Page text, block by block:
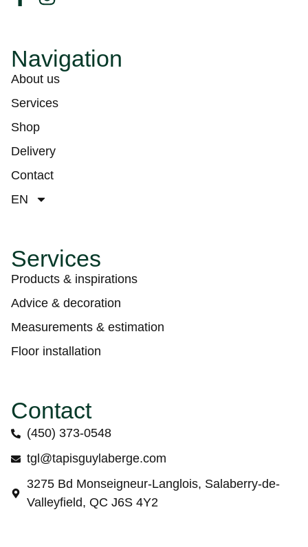
Navigation
About us
Services
Shop
Delivery
Contact
EN
Services
Products & inspirations
Advice & decoration
Measurements & estimation
Floor installation
Contact
(450) 373-0548
tgl@tapisguylaberge.com
3275 Bd Monseigneur-Langlois, Salaberry-de-
Valleyfield, QC J6S 4Y2